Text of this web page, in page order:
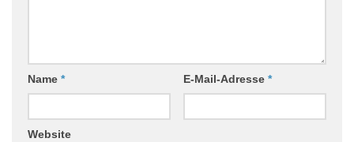
Name * E-Mail-Adresse *
Website